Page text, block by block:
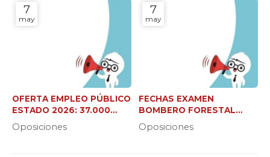
7
may
OFERTA EMPLEO PÚBLICO
ESTADO 2026: 37.000
NUEVAS PLAZAS
Oposiciones
7
may
FECHAS EXAMEN
BOMBERO FORESTAL
XUNTA (C2 Y JEFE DE
BRIGADA)
Oposiciones